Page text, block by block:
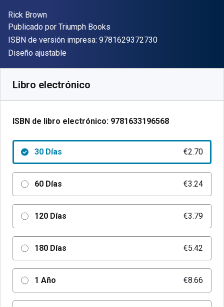
Autor(es)
Rick Brown
Editorial
Publicado por Triumph Books
ISBN de versión impresa: 9781629372730"ISBN-13
Formato
Diseño ajustable
Libro electrónico
ISBN de libro electrónico: 9781633196568
30 Días €2.70
60 Días €3.24
120 Días €3.79
180 Días €5.42
1 Año €8.66